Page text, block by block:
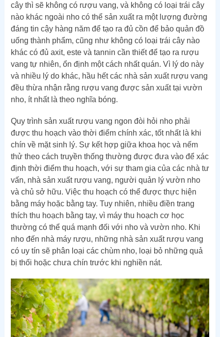
cây thì sẽ không có rượu vang, và không có loại trái cây
nào khác ngoài nho có thể sản xuất ra một lượng đường
đáng tin cậy hàng năm để tạo ra đủ cồn để bảo quản đồ
uống thành phẩm, cũng như không có loại trái cây nào
khác có đủ axit, este và tannin cần thiết để tạo ra rượu
vang tự nhiên, ổn định một cách nhất quán. Vì lý do này
và nhiều lý do khác, hầu hết các nhà sản xuất rượu vang
đều thừa nhận rằng rượu vang được sản xuất tại vườn
nho, ít nhất là theo nghĩa bóng.
Quy trình sản xuất rượu vang ngon đòi hỏi nho phải
được thu hoạch vào thời điểm chính xác, tốt nhất là khi
chín về mặt sinh lý. Sự kết hợp giữa khoa học và nếm
thử theo cách truyền thống thường được đưa vào để xác
định thời điểm thu hoạch, với sự tham gia của các nhà tư
vấn, nhà sản xuất rượu vang, người quản lý vườn nho
và chủ sở hữu. Việc thu hoạch có thể được thực hiện
bằng máy hoặc bằng tay. Tuy nhiên, nhiều điền trang
thích thu hoạch bằng tay, vì máy thu hoạch cơ học
thường có thể quá mạnh đối với nho và vườn nho. Khi
nho đến nhà máy rượu, những nhà sản xuất rượu vang
có uy tín sẽ phân loại các chùm nho, loại bỏ những quả
bị thối hoặc chưa chín trước khi nghiền nát.